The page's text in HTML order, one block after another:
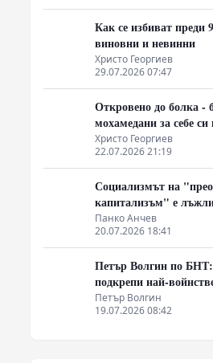
Как се избиват преди
виновни и невинни
Христо Георгиев
29.07.2026 07:47
Откровено до болка -
мохамедани за себе
Христо Георгиев
22.07.2026 21:19
Социализмът на
капитализъм" е
Панко Анчев
20.07.2026 18:41
Петър Волгин по
подкрепи най-
която някога съм чел
Петър Волгин
19.07.2026 08:42